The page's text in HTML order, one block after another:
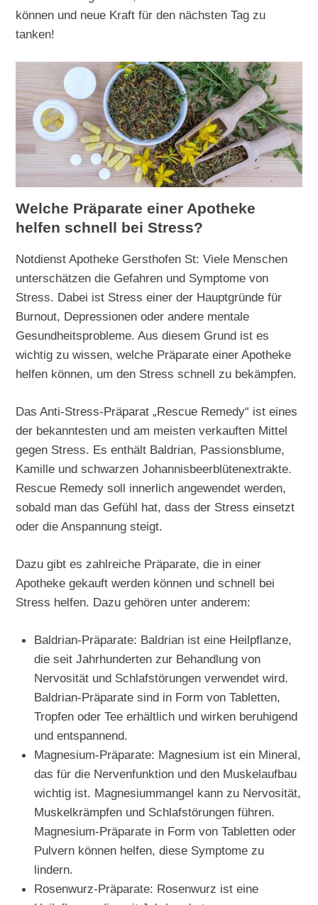
können und neue Kraft für den nächsten Tag zu
tanken!
Welche Präparate einer Apotheke
helfen schnell bei Stress?
Notdienst Apotheke Gersthofen St: Viele Menschen
unterschätzen die Gefahren und Symptome von
Stress. Dabei ist Stress einer der Hauptgründe für
Burnout, Depressionen oder andere mentale
Gesundheitsprobleme. Aus diesem Grund ist es
wichtig zu wissen, welche Präparate einer Apotheke
helfen können, um den Stress schnell zu bekämpfen.
Das Anti-Stress-Präparat „Rescue Remedy“ ist eines
der bekanntesten und am meisten verkauften Mittel
gegen Stress. Es enthält Baldrian, Passionsblume,
Kamille und schwarzen Johannisbeerblütenextrakte.
Rescue Remedy soll innerlich angewendet werden,
sobald man das Gefühl hat, dass der Stress einsetzt
oder die Anspannung steigt.
Dazu gibt es zahlreiche Präparate, die in einer
Apotheke gekauft werden können und schnell bei
Stress helfen. Dazu gehören unter anderem:
Baldrian-Präparate: Baldrian ist eine Heilpflanze,
die seit Jahrhunderten zur Behandlung von
Nervosität und Schlafstörungen verwendet wird.
Baldrian-Präparate sind in Form von Tabletten,
Tropfen oder Tee erhältlich und wirken beruhigend
und entspannend.
Magnesium-Präparate: Magnesium ist ein Mineral,
das für die Nervenfunktion und den Muskelaufbau
wichtig ist. Magnesiummangel kann zu Nervosität,
Muskelkrämpfen und Schlafstörungen führen.
Magnesium-Präparate in Form von Tabletten oder
Pulvern können helfen, diese Symptome zu
lindern.
Rosenwurz-Präparate: Rosenwurz ist eine